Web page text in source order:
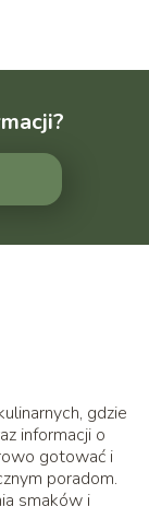
gdzie
informacji o
gotować i
poradom.
smaków i